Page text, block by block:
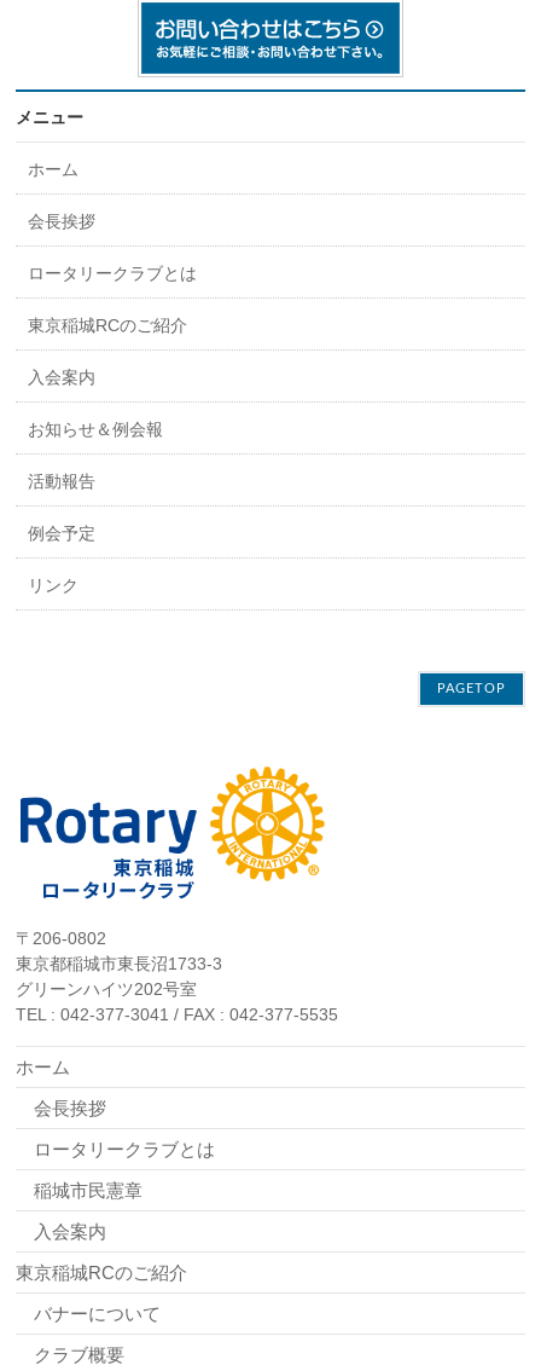
メニュー
ホーム
会長挨拶
ロータリークラブとは
東京稲城RCのご紹介
入会案内
お知らせ＆例会報
活動報告
例会予定
リンク
PAGETOP
〒206-0802
東京都稲城市東長沼1733-3
グリーンハイツ202号室
TEL : 042-377-3041 / FAX : 042-377-5535
ホーム
会長挨拶
ロータリークラブとは
稲城市民憲章
入会案内
東京稲城RCのご紹介
バナーについて
クラブ概要